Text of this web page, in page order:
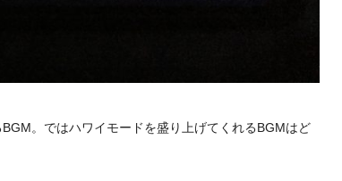
。ではハワイモードを盛り上げてくれるBGMはど